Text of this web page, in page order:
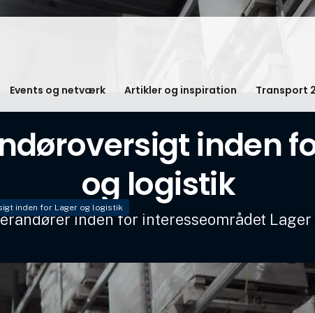
Events og netværk Artikler og inspiration Transport
inden for Lager og logistik
inden
og logistik
inden for interesseområdet